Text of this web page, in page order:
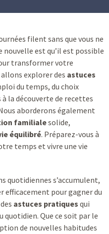
filent sans que vous ne
nouvelle est qu’il est possible
transformer votre
explorer des astuces
du temps, du choix
la découverte de recettes
aborderons également
familialesolide,
équilibré. Préparez-vous à
temps et vivre une vie
quotidiennes s’accumulent,
efficacement pour gagner du
astuces pratiques qui
Que ce soit par le
de nouvelles habitudes